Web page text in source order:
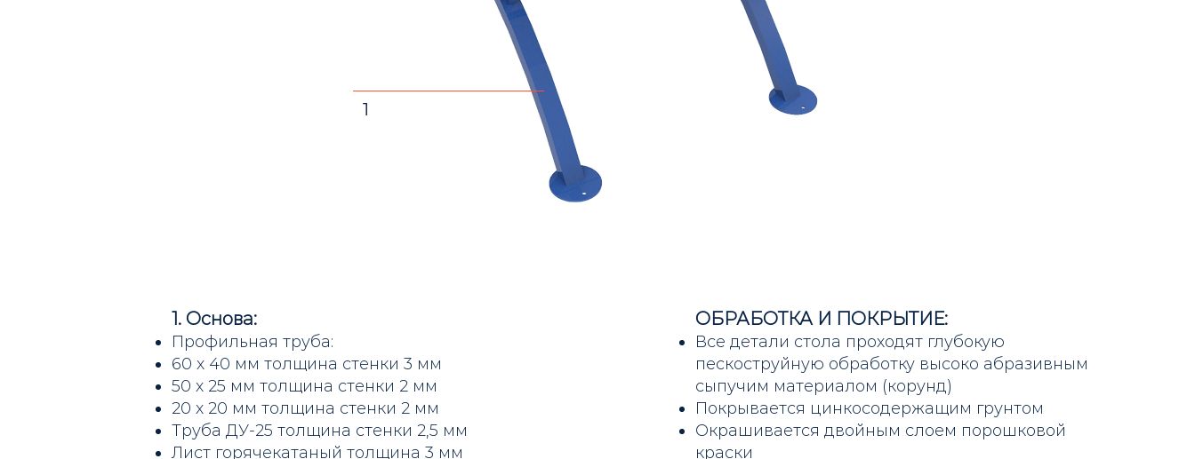
1
1. Основа:
Профильная труба:
60 х 40 мм толщина стенки 3 мм
50 х 25 мм толщина стенки 2 мм
20 х 20 мм толщина стенки 2 мм
Труба ДУ-25 толщина стенки 2,5 мм
Лист горячекатаный толщина 3 мм
ОБРАБОТКА И ПОКРЫТИЕ:
Все детали стола проходят глубокую
пескоструйную обработку высоко абразивным
сыпучим материалом (корунд)
Покрывается цинкосодержащим грунтом
Окрашивается двойным слоем порошковой
краски